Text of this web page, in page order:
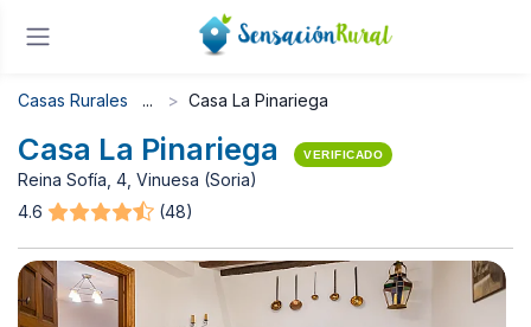
Casas Rurales Casa La Pinariega
Casa La Pinariega VERIFICADO
Reina Sofía, 4, Vinuesa (Soria)
4.6
(48)